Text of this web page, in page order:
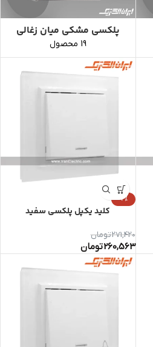
پلکسی مشکی میان زغالی
19 محصول
-4%
کلید یکپل پلکسی سفید
271,420تومان
260,563تومان